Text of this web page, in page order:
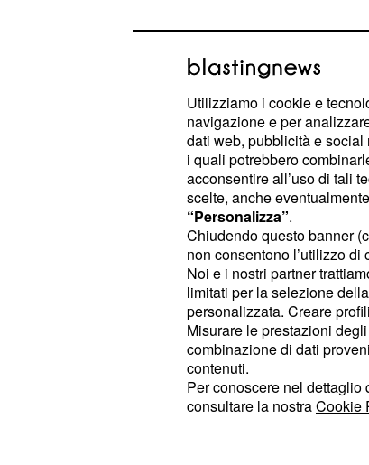
La terza serie si conferma
lancio per giovani di grandi
numerosi i nati nel 2000 e
in modo significativo.
Monza gioca un
dietro ci sono
Utilizziamo i cookie e
navigazione e per
dati web, pubblicità e
i quali potrebbero
acconsentire all’uso di tali
scelte, anche
“Personalizza”.
Chiudendo questo banner
non consentono l’utilizzo
Noi e i nostri partner
limitati per la selezione
personalizzata. Creare
Misurare le prestazioni
combinazione di dati
contenuti.
Per conoscere nel
consultare la nostraCookie